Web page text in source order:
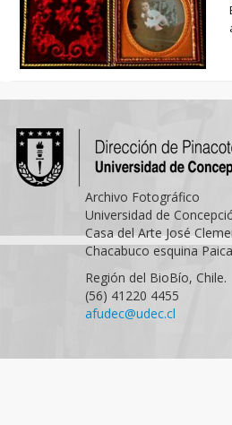
Archivo Fotográfico
Universidad de
Casa del Arte José
Chacabuco esquina
Región del BioBío, Chile.
(56) 41220 4455
afudec@udec.cl